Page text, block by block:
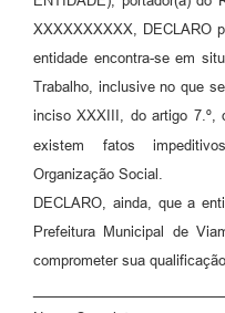
XXXXXXXXXX, DECLARO
entidade encontra-se em
Trabalho, inclusive no que
inciso XXXIII, do artigo 7.º,
existem fatos
Organização Social.
DECLARO, ainda, que a
Prefeitura Municipal de
comprometer sua qualificação.